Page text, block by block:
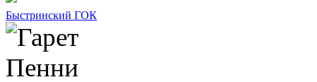
Быстринский ГОК